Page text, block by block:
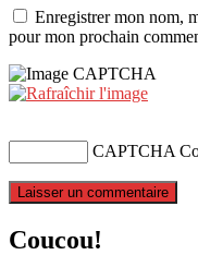
Enregistrer mon nom,
pour mon prochain
CAPTCHA
Coucou!